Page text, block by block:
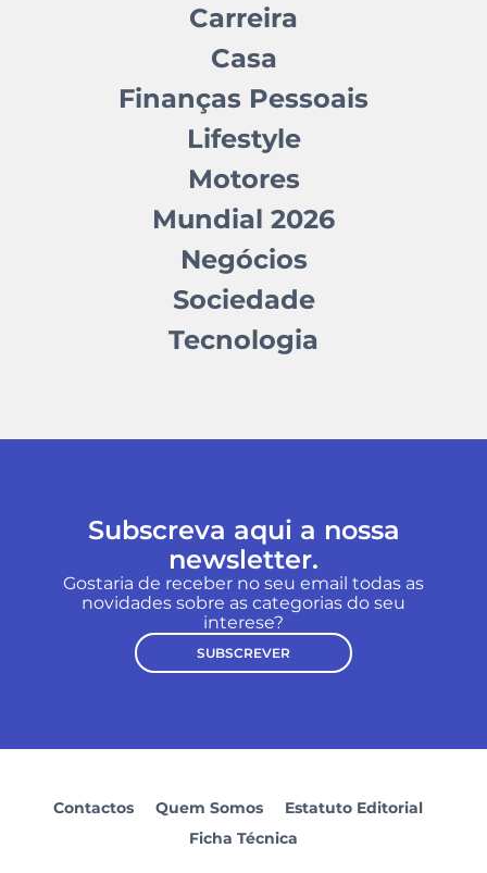
Carreira
Casa
Finanças Pessoais
Lifestyle
Motores
Mundial 2026
Negócios
Sociedade
Tecnologia
Subscreva aqui a nossa
newsletter.
Gostaria de receber no seu email todas as
novidades sobre as categorias do seu
interese?
SUBSCREVER
Contactos Quem Somos
Estatuto Editorial
Ficha Técnica